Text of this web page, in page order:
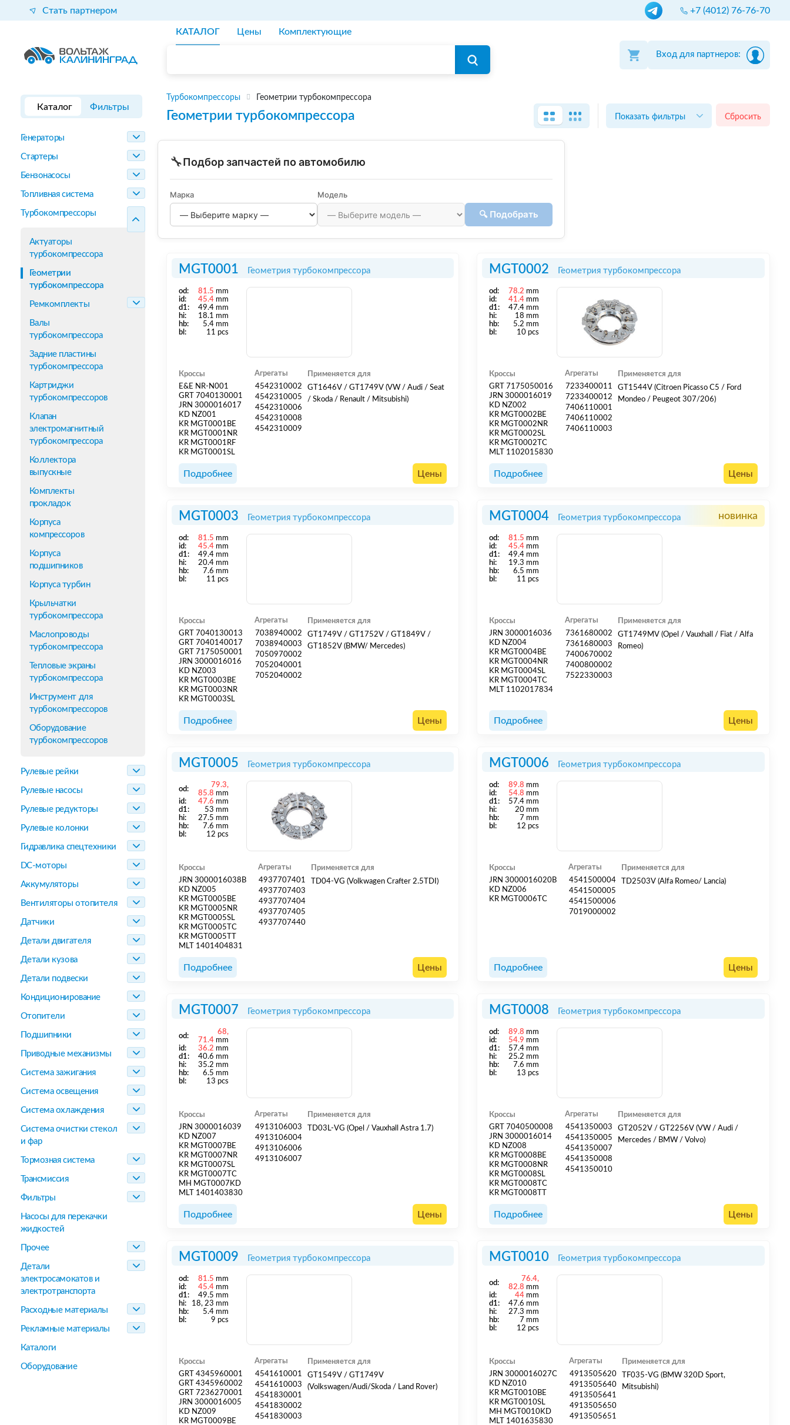
Стать партнером +7 (4012) 76-76-70
КАТАЛОГ Цены Комплектующие
Вход для партнеров:
Каталог Фильтры
Генераторы
Стартеры
Бензонасосы
Топливная система
Турбокомпрессоры
Актуаторы
турбокомпрессора
Геометрии
турбокомпрессора
Ремкомплекты
Валы
турбокомпрессора
Задние пластины
турбокомпрессора
Картриджи
турбокомпрессоров
Клапан
электромагнитный
турбокомпрессора
Коллектора
выпускные
Комплекты
прокладок
Корпуса
компрессоров
Корпуса
подшипников
Корпуса турбин
Крыльчатки
турбокомпрессора
Маслопроводы
турбокомпрессора
Тепловые экраны
турбокомпрессора
Инструмент для
турбокомпрессоров
Оборудование
турбокомпрессоров
Рулевые рейки
Рулевые насосы
Рулевые редукторы
Рулевые колонки
Гидравлика спецтехники
DC-моторы
Аккумуляторы
Вентиляторы отопителя
Датчики
Детали двигателя
Детали кузова
Детали подвески
Кондиционирование
Отопители
Подшипники
Приводные механизмы
Система зажигания
Система освещения
Система охлаждения
Система очистки стекол
и фар
Тормозная система
Трансмиссия
Фильтры
Насосы для перекачки
жидкостей
Прочее
Детали
электросамокатов и
электротранспорта
Расходные материалы
Рекламные материалы
Каталоги
Оборудование
Турбокомпрессоры Геометрии турбокомпрессора
Геометрии турбокомпрессора Показать фильтры Сбросить
🔧Подбор запчастей по автомобилю
Марка Модель
🔍 Подобрать
MGT0001 Геометрия турбокомпрессора
od: 81.5 mm
id:
45.4 mm
d1:
49.4 mm
hi:
18.1 mm
hb:
5.4 mm
bl:
11 pcs
Кроссы
E&E NR-N001
GRT 7040130001
JRN 3000016017
KD NZ001
KR MGT0001BE
KR MGT0001NR
KR MGT0001RF
KR MGT0001SL
Агрегаты
4542310002
4542310005
4542310006
4542310008
4542310009
Применяется для
GT1646V / GT1749V (VW / Audi / Seat
/ Skoda / Renault / Mitsubishi)
Подробнее Цены
MGT0002 Геометрия турбокомпрессора
od: 78.2 mm
id:
41.4 mm
d1:
47.4 mm
hi:
18 mm
hb:
5.2 mm
bl:
10 pcs
Кроссы
GRT 7175050016
JRN 3000016019
KD NZ002
KR MGT0002BE
KR MGT0002NR
KR MGT0002SL
KR MGT0002TC
MLT 1102015830
Агрегаты
7233400011
7233400012
7406110001
7406110002
7406110003
Применяется для
GT1544V (Citroen Picasso C5 / Ford
Mondeo / Peugeot 307/206)
Подробнее Цены
MGT0003 Геометрия турбокомпрессора
od: 81.5 mm
id:
45.4 mm
d1:
49.4 mm
hi:
20.4 mm
hb:
7.6 mm
bl:
11 pcs
Кроссы
GRT 7040130013
GRT 7040140017
GRT 7175050001
JRN 3000016016
KD NZ003
KR MGT0003BE
KR MGT0003NR
KR MGT0003SL
Агрегаты
7038940002
7038940003
7050970002
7052040001
7052040002
Применяется для
GT1749V / GT1752V / GT1849V /
GT1852V (BMW/ Mercedes)
Подробнее Цены
MGT0004 Геометрия турбокомпрессора новинка
od: 81.5 mm
id:
45.4 mm
d1:
49.4 mm
hi:
19.3 mm
hb:
6.5 mm
bl:
11 pcs
Кроссы
JRN 3000016036
KD NZ004
KR MGT0004BE
KR MGT0004NR
KR MGT0004SL
KR MGT0004TC
MLT 1102017834
Агрегаты
7361680002
7361680003
7400670002
7400800002
7522330003
Применяется для
GT1749MV (Opel / Vauxhall / Fiat / Alfa
Romeo)
Подробнее Цены
MGT0005 Геометрия турбокомпрессора
od:
79.3,
85.8 mm
id:
47.6 mm
d1:
53 mm
hi:
27.5 mm
hb:
7.6 mm
bl:
12 pcs
Кроссы
JRN 3000016038B
KD NZ005
KR MGT0005BE
KR MGT0005NR
KR MGT0005SL
KR MGT0005TC
KR MGT0005TT
MLT 1401404831
Агрегаты
4937707401
4937707403
4937707404
4937707405
4937707440
Применяется для
TD04-VG (Volkwagen Crafter 2.5TDI)
Подробнее Цены
MGT0006 Геометрия турбокомпрессора
od: 89.8 mm
id:
54.8 mm
d1:
57.4 mm
hi:
20 mm
hb:
7 mm
bl:
12 pcs
Кроссы
JRN 3000016020B
KD NZ006
KR MGT0006TC
Агрегаты
4541500004
4541500005
4541500006
7019000002
Применяется для
TD2503V (Alfa Romeo/ Lancia)
Подробнее Цены
MGT0007 Геометрия турбокомпрессора
od:
68,
71.4 mm
id:
36.2 mm
d1:
40.6 mm
hi:
35.2 mm
hb:
6.5 mm
bl:
13 pcs
Кроссы
JRN 3000016039
KD NZ007
KR MGT0007BE
KR MGT0007NR
KR MGT0007SL
KR MGT0007TC
MH MGT0007KD
MLT 1401403830
Агрегаты
4913106003
4913106004
4913106006
4913106007
Применяется для
TD03L-VG (Opel / Vauxhall Astra 1.7)
Подробнее Цены
MGT0008 Геометрия турбокомпрессора
od: 89.8 mm
id:
54.9 mm
d1:
57.4 mm
hi:
25.2 mm
hb:
7.6 mm
bl:
13 pcs
Кроссы
GRT 7040500008
JRN 3000016014
KD NZ008
KR MGT0008BE
KR MGT0008NR
KR MGT0008SL
KR MGT0008TC
KR MGT0008TT
Агрегаты
4541350003
4541350005
4541350007
4541350008
4541350010
Применяется для
GT2052V / GT2256V (VW / Audi /
Mercedes / BMW / Volvo)
Подробнее Цены
MGT0009 Геометрия турбокомпрессора
od: 81.5 mm
id:
45.4 mm
d1:
49.5 mm
hi:
18, 23 mm
hb:
5.4 mm
bl:
9 pcs
Кроссы
GRT 4345960001
GRT 4345960002
GRT 7236270001
JRN 3000016005
KD NZ009
KR MGT0009BE
Агрегаты
4541610001
4541610003
4541830001
4541830002
4541830003
Применяется для
GT1549V / GT1749V
(Volkswagen/Audi/Skoda / Land Rover)
MGT0010 Геометрия турбокомпрессора
od:
76.4,
82.8 mm
id:
44 mm
d1:
47.6 mm
hi:
27.3 mm
hb:
7 mm
bl:
12 pcs
Кроссы
JRN 3000016027C
KD NZ010
KR MGT0010BE
KR MGT0010SL
MH MGT0010KD
MLT 1401635830
Агрегаты
4913505620
4913505640
4913505641
4913505650
4913505651
Применяется для
TF035-VG (BMW 320D Sport,
Mitsubishi)